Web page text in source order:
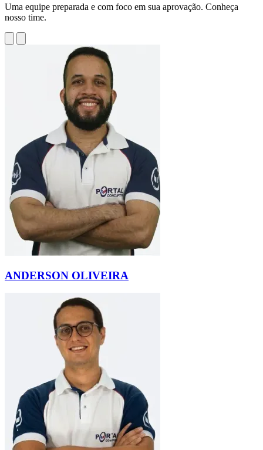
Uma equipe preparada e com foco em sua aprovação. Conheça
nosso time.
ANDERSON OLIVEIRA